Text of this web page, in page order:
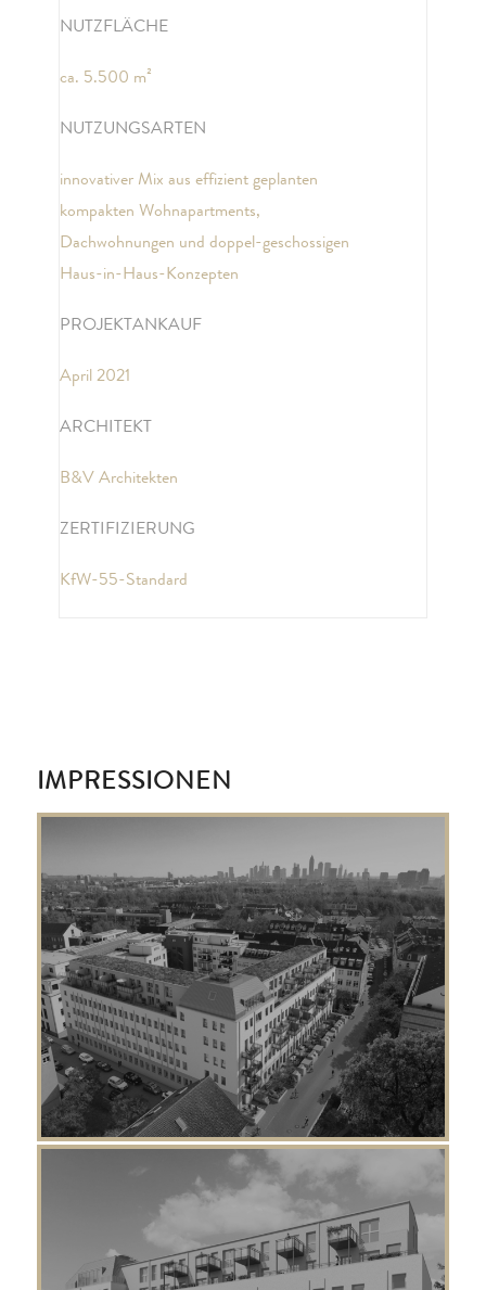
NUTZFLÄCHE
ca. 5.500 m²
NUTZUNGSARTEN
innovativer Mix aus effizient geplanten
kompakten Wohnapartments,
Dachwohnungen und doppel-geschossigen
Haus-in-Haus-Konzepten
PROJEKTANKAUF
April 2021
ARCHITEKT
B&V Architekten
ZERTIFIZIERUNG
KfW-55-Standard
IMPRESSIONEN